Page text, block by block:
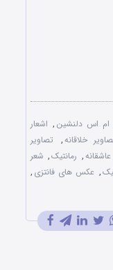
اس دلنشین , اشعار
خلاقانه,
تصاویر
, رمانتیک, شعر
, عکس های فانتزی ,